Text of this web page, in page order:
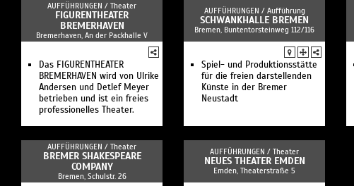
AUFFÜHRUNGEN / Theater
FIGURENTHEATER
BREMERHAVEN
Bremerhaven, An der Packhalle V
Das FIGURENTHEATER
BREMERHAVEN wird von Ulrike
Andersen und Detlef Meyer
betrieben und ist ein freies
professionelles Theater.
AUFFÜHRUNGEN / Aufführung
SCHWANKHALLE BREMEN
Bremen, Buntentorsteinweg 112/116
Spiel- und Produktionsstätte
für die freien darstellenden
Künste in der Bremer
Neustadt
AUFFÜHRUNGEN / Theater
BREMER SHAKESPEARE
COMPANY
Bremen, Schulstr. 26
AUFFÜHRUNGEN / Theater
NEUES THEATER EMDEN
Emden, Theaterstraße 5